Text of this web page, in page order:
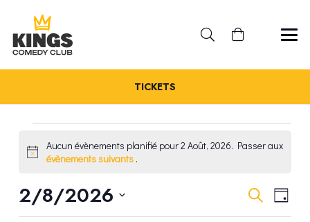
TICKETS
ÉVÈNEMENTS
FOR
Notice
Aucun évènements planifié pour 2 Août, 2026. Passer aux
évènements suivants .
Recherche
Jour
2/8/2026
Sélectionnez